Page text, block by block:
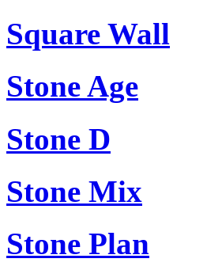
Square Wall
Stone Age
Stone D
Stone Mix
Stone Plan